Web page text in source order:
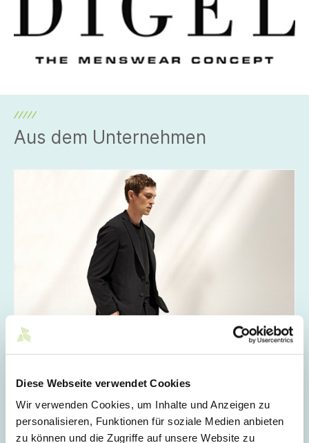
Diese Webseite verwendet Cookies
Wir verwenden Cookies, um Inhalte und Anzeigen zu
personalisieren, Funktionen für soziale Medien anbieten
zu können und die Zugriffe auf unsere Website zu
Aus dem Unternehmen
06.07.2021
Bei dem Nagolder Herrenbekleidungsunternehmen
übernimmt die Gründerfamilie, während Vorstand und
Aufsichtsrat in der Konsequenz neu besetzt werde.